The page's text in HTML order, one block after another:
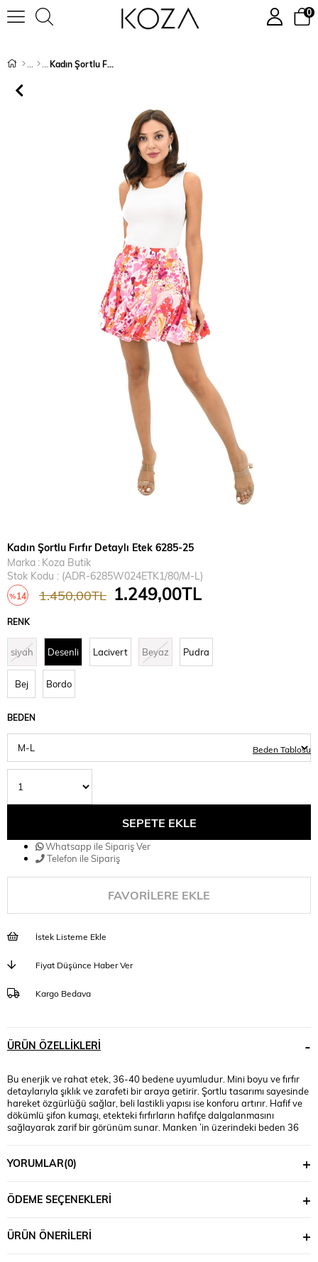
0
Kadın Şortlu Fırfır Detaylı Etek 6285-25
Kadın Şortlu Fırfır Detaylı Etek 6285-25
Marka : Koza Butik
Stok Kodu
(ADR-6285W024ETK1/80/M-L)
%14
İndirim
1.450,00TL 1.249,00TL
RENK
siyah Desenli Lacivert Beyaz Pudra
Bej Bordo
BEDEN
Beden Tablosu
Whatsapp ile Sipariş Ver
Telefon ile Sipariş
FAVORILERE EKLE
İstek Listeme Ekle
Fiyat Düşünce Haber Ver
Kargo Bedava
ÜRÜN ÖZELLIKLERI
Bu enerjik ve rahat etek, 36-40 bedene uyumludur. Mini boyu ve fırfır
detaylarıyla şıklık ve zarafeti bir araya getirir. Şortlu tasarımı sayesinde
hareket özgürlüğü sağlar, beli lastikli yapısı ise konforu artırır. Hafif ve
dökümlü şifon kumaşı, etekteki fırfırların hafifçe dalgalanmasını
sağlayarak zarif bir görünüm sunar. Manken ’in üzerindeki beden 36
YORUMLAR(0)
ÖDEME SEÇENEKLERI
ÜRÜN ÖNERILERI